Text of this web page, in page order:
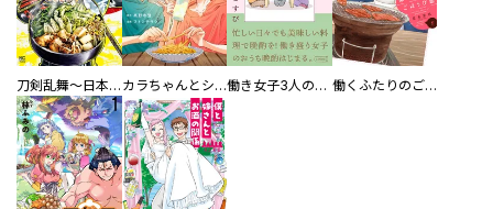
刀剣乱舞～日本号つれづれ酒～ カラちゃんとシトーさんと、 【分冊版】 働き女子3人のおうち晩酌 働くふたりのごほうび飯